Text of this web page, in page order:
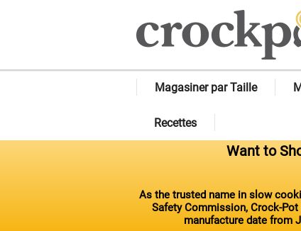
Magasiner par Taille
Recettes
Want to
As the trusted name in slow
Safety Commission, Crock-
manufacture date from